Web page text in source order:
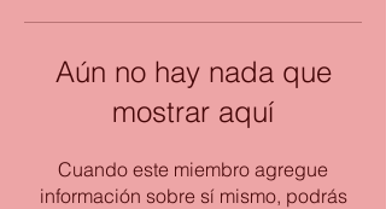
Aún no hay nada que
mostrar aquí
Cuando este miembro agregue
información sobre sí mismo, podrás